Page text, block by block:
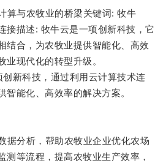
农牧业的桥梁关键词: 牧牛
接描述: 牧牛云是一项创新科技，它
结合，为农牧业提供智能化、高效
业现代化的转型升级。
新科技，通过利用云计算技术连
智能化、高效率的解决方案。
分析，帮助农牧业企业优化农场
测等流程，提高农牧业生产效率，